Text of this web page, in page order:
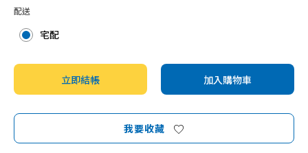
配送
宅配
立即結帳 加入購物車
我要收藏